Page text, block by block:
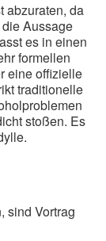
abzuraten, da
Aussage
es in einen
formellen
eine offizielle
traditionelle
stoßen. Es
sind Vortrag